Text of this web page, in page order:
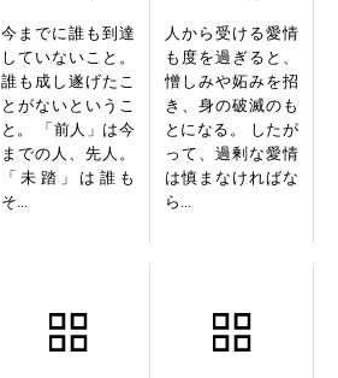
今までに誰も到達
していないこと。
誰も成し遂げたこ
とがないというこ
と。 「前人」は今
までの人、先人。
「未踏」は誰も
そ...
人から受ける愛情
も度を過ぎると、
憎しみや妬みを招
き、身の破滅のも
とになる。 したが
って、過剰な愛情
は慎まなければな
ら...